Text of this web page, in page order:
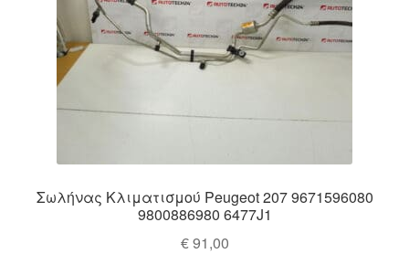
Σωλήνας Κλιματισμού Peugeot 207 9671596080
9800886980 6477J1
€91,00